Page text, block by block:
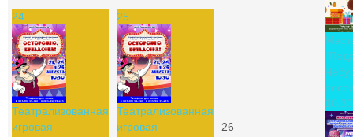
24
Театрализованная
игровая
25
Театрализованная
игровая
26
10:30